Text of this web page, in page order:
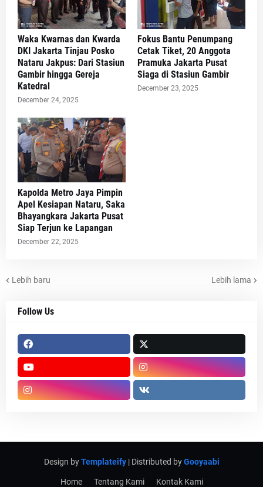
Waka Kwarnas dan Kwarda
DKI Jakarta Tinjau Posko
Nataru Jakpus: Dari Stasiun
Gambir hingga Gereja
Katedral
December 24, 2025
Fokus Bantu Penumpang
Cetak Tiket, 20 Anggota
Pramuka Jakarta Pusat
Siaga di Stasiun Gambir
December 23, 2025
Kapolda Metro Jaya Pimpin
Apel Kesiapan Nataru, Saka
Bhayangkara Jakarta Pusat
Siap Terjun ke Lapangan
December 22, 2025
Lebih baru Lebih lama
Follow Us
Design byTemplateify| Distributed byGooyaabi
Home Tentang Kami Kontak Kami